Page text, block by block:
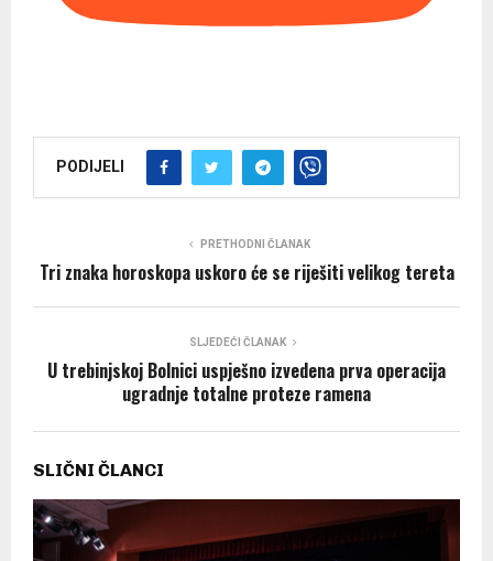
PODIJELI
PRETHODNI ČLANAK
Tri znaka horoskopa uskoro će se riješiti velikog tereta
SLJEDEĆI ČLANAK
U trebinjskoj Bolnici uspješno izvedena prva operacija
ugradnje totalne proteze ramena
SLIČNI ČLANCI